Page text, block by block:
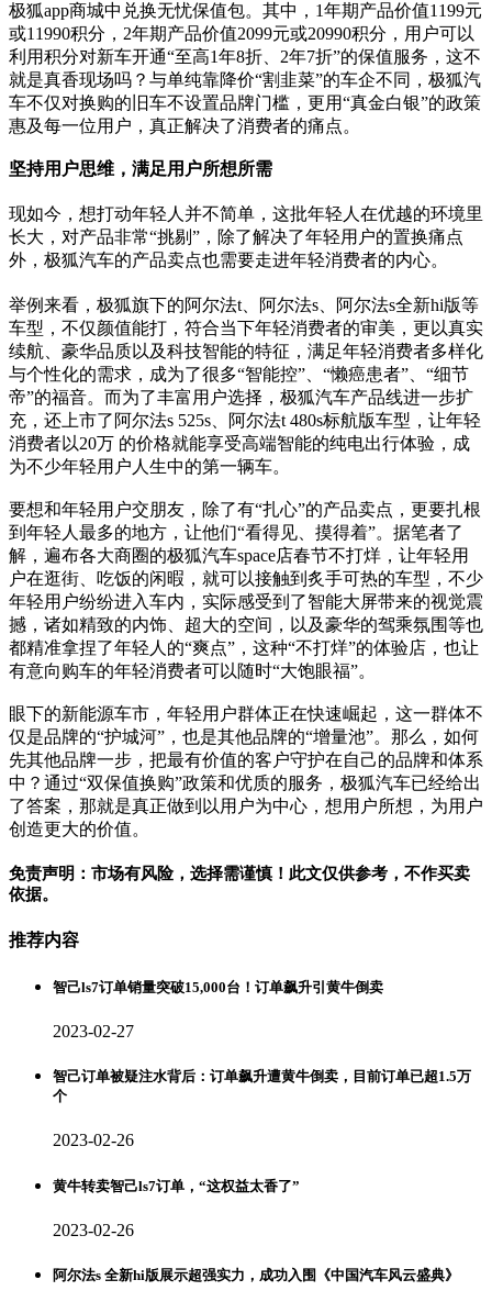
极狐app商城中兑换无忧保值包。其中，1年期产品价值1199元
或11990积分，2年期产品价值2099元或20990积分，用户可以
利用积分对新车开通“至高1年8折、2年7折”的保值服务，这不
就是真香现场吗？与单纯靠降价“割韭菜”的车企不同，极狐汽
车不仅对换购的旧车不设置品牌门槛，更用“真金白银”的政策
惠及每一位用户，真正解决了消费者的痛点。
坚持用户思维 ，满足用户所想所需
现如今，想打动年轻人并不简单，这批年轻人在优越的环境里
长大，对产品非常“挑剔”，除了解决了年轻用户的置换痛点
外，极狐汽车的产品卖点也需要走进年轻消费者的内心。
举例来看，极狐旗下的阿尔法t、阿尔法s、阿尔法s全新hi版等
车型，不仅颜值能打，符合当下年轻消费者的审美，更以真实
续航、豪华品质以及科技智能的特征，满足年轻消费者多样化
与个性化的需求，成为了很多“智能控”、“懒癌患者”、“细节
帝”的福音。而为了丰富用户选择，极狐汽车产品线进一步扩
充，还上市了阿尔法s 525s、阿尔法t 480s标航版车型，让年轻
消费者以20万 的价格就能享受高端智能的纯电出行体验，成
为不少年轻用户人生中的第一辆车。
要想和年轻用户交朋友，除了有“扎心”的产品卖点，更要扎根
到年轻人最多的地方，让他们“看得见、摸得着”。据笔者了
解，遍布各大商圈的极狐汽车space店春节不打烊，让年轻用
户在逛街、吃饭的闲暇，就可以接触到炙手可热的车型，不少
年轻用户纷纷进入车内，实际感受到了智能大屏带来的视觉震
撼，诸如精致的内饰、超大的空间，以及豪华的驾乘氛围等也
都精准拿捏了年轻人的“爽点”，这种“不打烊”的体验店，也让
有意向购车的年轻消费者可以随时“大饱眼福”。
眼下的新能源车市，年轻用户群体正在快速崛起，这一群体不
仅是品牌的“护城河”，也是其他品牌的“增量池”。那么，如何
先其他品牌一步，把最有价值的客户守护在自己的品牌和体系
中？通过“双保值换购”政策和优质的服务，极狐汽车已经给出
了答案，那就是真正做到以用户为中心，想用户所想，为用户
创造更大的价值。
免责声明：市场有风险，选择需谨慎！此文仅供参考，不作买卖
依据。
推荐内容
智己ls7订单销量突破15,000台！订单飙升引黄牛倒卖
2023-02-27
智己订单被疑注水背后：订单飙升遭黄牛倒卖，目前订单已超1.5万
个
2023-02-26
黄牛转卖智己ls7订单，“这权益太香了”
2023-02-26
阿尔法s 全新hi版展示超强实力，成功入围《中国汽车风云盛典》